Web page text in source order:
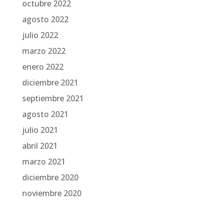
octubre 2022
agosto 2022
julio 2022
marzo 2022
enero 2022
diciembre 2021
septiembre 2021
agosto 2021
julio 2021
abril 2021
marzo 2021
diciembre 2020
noviembre 2020